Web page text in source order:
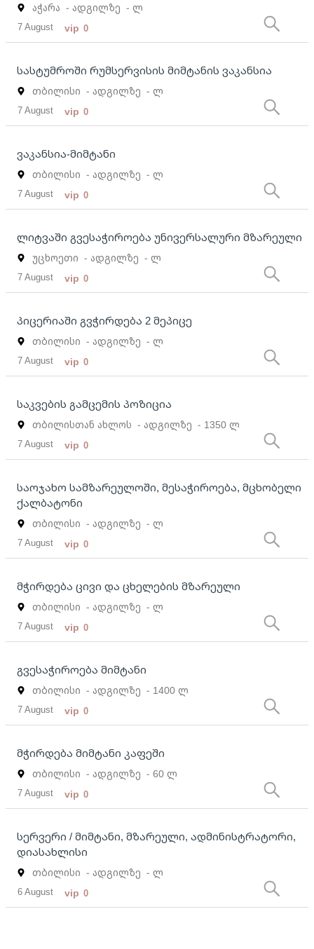
აჭარა - ადგილზე - ლ
7 August vip 0
სასტუმროში რუმსერვისის მიმტანის ვაკანსია
თბილისი - ადგილზე - ლ
7 August vip 0
ვაკანსია-მიმტანი
თბილისი - ადგილზე - ლ
7 August vip 0
ლიტვაში გვესაჭიროება უნივერსალური მზარეული
უცხოეთი - ადგილზე - ლ
7 August vip 0
პიცერიაში გვჭირდება 2 მეპიცე
თბილისი - ადგილზე - ლ
7 August vip 0
საკვების გამცემის პოზიცია
თბილისთან ახლოს - ადგილზე - 1350 ლ
7 August vip 0
საოჯახო სამზარეულოში, მესაჭიროება, მცხობელი
ქალბატონი
თბილისი - ადგილზე - ლ
7 August vip 0
მჭირდება ცივი და ცხელების მზარეული
თბილისი - ადგილზე - ლ
7 August vip 0
გვესაჭიროება მიმტანი
თბილისი - ადგილზე - 1400 ლ
7 August vip 0
მჭირდება მიმტანი კაფეში
თბილისი - ადგილზე - 60 ლ
7 August vip 0
სერვერი / მიმტანი, მზარეული, ადმინისტრატორი,
დიასახლისი
თბილისი - ადგილზე - ლ
6 August vip 0